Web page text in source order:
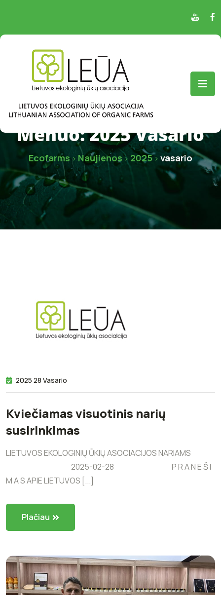
Mėnuo:2025 Vasario
Ecofarms > Naujienos > 2025> vasario
2025 28 Vasario
Kviečiamas visuotinis narių
susirinkimas
LIETUVOS EKOLOGINIŲ ŪKIŲ ASOCIACIJOS NARIAMS
2025-02-28 P R A N E Š I
M A S APIE LIETUVOS [...]
Plačiau